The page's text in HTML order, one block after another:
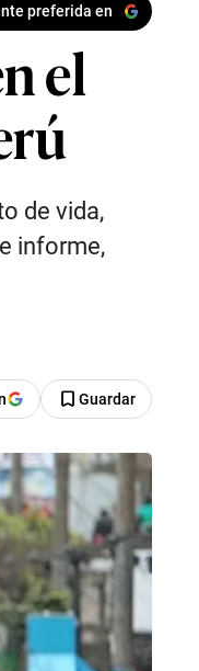
preferida en
el
de vida,
informe,
Guardar